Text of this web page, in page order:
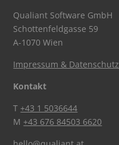
Qualiant Software GmbH
Schottenfeldgasse 59
A-1070 Wien
Impressum & Datenschutz
Kontakt
T+43 1 5036644
M+43 676 84503 6620